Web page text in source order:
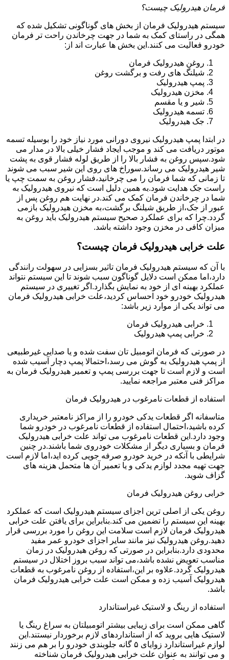
فرمان هیدرولیک چیست؟
سیستم هیدرولیک فرمان از بخش های گوناگونی تشکیل شده که
همگی در راستای کمک به شما در جهت چرخاندن راحت تر فرمان
خودرو فعالیت می کنند.این بخش ها عبارت اند از:
روغن هیدرولیک فرمان
شیلنگ های رفت و برگشت روغن
پمپ هیدرولیک
مخزن هیدرولیک
شیر و یا مقسم
تسمه هیدرولیک
جک هیدرولیک
در ابتدا پمپ هیدرولیک نیروی دورانی مورد نیاز خود را بوسیله تسمه
موتور دریافت می کند و موجب ایجاد فشار خیلی بالا در مدار می
شود.سپس روغن به فشار بالا را از طریق لوله فشار قوی به پشت
شیر هیدرولیک می رساند.سوراخ های روی این شیر سبب می شوند
تا زمانی که شما فرمان را می چرخانید،فشار روغن به سمت چپ یا
راست جک هدایت شود.به همین دلیل است که نیروی هیدرولیک به
شما در چرخاندن فرمان کمک می کند.در نهایت هم روغن پس از
عبور از جک،از طریق شیلنگ برگشت،به مخزن هیدرولیک بازمی
گردد.چرا که برای عملکرد صحیح سیستم هیدرولیک باید روغن به
میزان کافی در مخزن وجود داشته باشد.
علت خرابی هیدرولیک فرمان چیست؟
با آن که سیستم هیدرولیک فرمان تاثیر بسزایی در سهولت رانندگی
دارد،اما ممکن است دلایل گوناگون سبب شوند تا این سیستم نتواند
عملکرد بهینه ای از خود به نمایش بگذارد.اگر تغییری در سیستم
هیدرولیک خودرو خود احساس کردید،علت خرابی هیدرولیک فرمان
می تواند یکی از موارد زیر باشد:
خرابی هیدرولیک فرمان
خرابی پمپ هیدرولیک
در صورتی که فرمان اتومبیل تان سفت شده و یا صدایی غیرطبیعی
از پمپ هیدرولیک به گوش می رسد،احتمالا پمپ دچار آسیب شده
است و لازم است تا جهت بررسی پمپ و تعمیر هیدرولیک فرمان به
مراکز فنی معتبر مراجعه نمایید.
استفاده از قطعات نامرغوب در هیدرولیک فرمان
متاسفانه اگر قطعات یدکی خودرو را از مراکز نامعتبر خریداری
کرده باشید،احتمال استفاده از قطعات نامرغوب در خودرو شما
وجود دارد.این قطعات نامرغوب می تواند علت خرابی هیدرولیک
فرمان و بسیاری دیگر از مشکلات خودروی شما باشند.در چنین
شرایطی با آنکه در خرید خودرو صرفه جویی کرده اید،اما لازم است
جهت تهیه مجدد لوازم یدکی و یا تعمیر آن ها متحمل هزینه های
گزاف شوید.
خرابی روغن هیدرولیک فرمان
روغن یکی از اصلی ترین اجزای سیستم هیدرولیک است که عملکرد
بهینه این سیستم را تضمین می کند.بنابراین برای یافتن علت خرابی
هیدرولیک فرمان لازم است سلامت این روغن را مورد بررسی قرار
دهید.روغن هیدرولیک نیز مانند سایر اجزای خودرو عمر مفید
محدودی دارد.بنابراین در صورتی که روغن هیدرولیک در زمان
مناسب تعویض نشده باشد،می تواند سبب بروز اختلال در سیستم
هیدرولیک گردد.علاوه بر این،استفاده از روغن نامرغوب به قطعات
هیدرولیک آسیب زده و ممکن است علت خرابی هیدرولیک فرمان
باشد.
استفاده از رینگ و لاستیک غیراستاندارد
گاهی ممکن است برای زیبایی بیشتر اتومبیلتان به سراغ رینگ یا
لاستیک هایی بروید که از استانداردهای لازم برخوردار نیستند.این
لوازم غیراستاندارد زوایای ۵ گانه جلوبندی خودرو را بر هم می زنند
و می توانند به عنوان علت خرابی هیدرولیک فرمان شناخته